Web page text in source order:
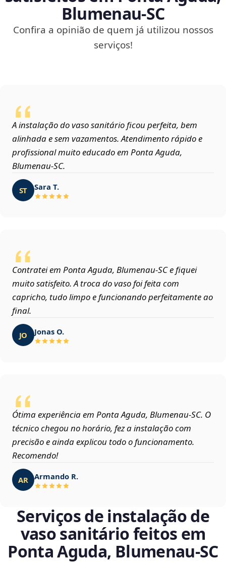
Blumenau‑SC
Confira a opinião de quem já utilizou nossos
serviços!
A instalação do vaso sanitário ficou perfeita, bem
alinhada e sem vazamentos. Atendimento rápido e
profissional muito educado em Ponta Aguda,
Blumenau‑SC.
ST Sara T.
Contratei em Ponta Aguda, Blumenau‑SC e fiquei
muito satisfeito. A troca do vaso foi feita com
capricho, tudo limpo e funcionando perfeitamente ao
final.
JO Jonas O.
Ótima experiência em Ponta Aguda, Blumenau‑SC. O
técnico chegou no horário, fez a instalação com
precisão e ainda explicou todo o funcionamento.
Recomendo!
AR Armando R.
Serviços de instalação de
vaso sanitário feitos em
Ponta Aguda, Blumenau‑SC